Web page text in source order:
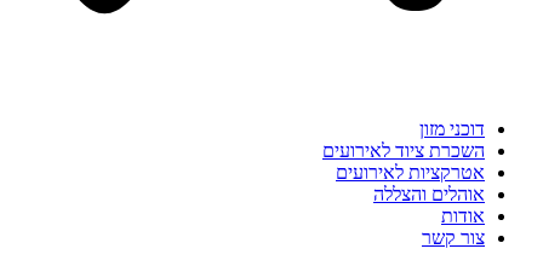
דוכני מזון
השכרת ציוד לאירועים
אטרקציות לאירועים
אוהלים והצללה
אודות
צור קשר